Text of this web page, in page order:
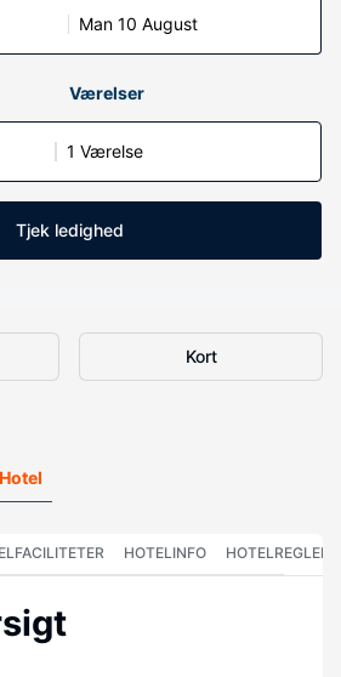
Man 10 August
Værelser
1 Værelse
Tjek ledighed
Kort
HOTELINFO HOTELREGLER